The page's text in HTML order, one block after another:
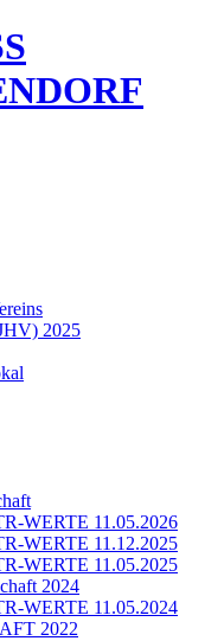
2025
WERTE 11.05.2026
WERTE 11.12.2025
WERTE 11.05.2025
2024
WERTE 11.05.2024
2022